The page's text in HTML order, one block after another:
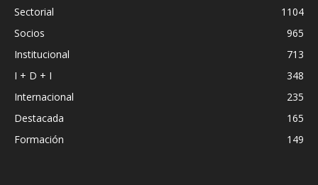
Sectorial
1104
Socios
965
Institucional
713
I + D + I
348
Internacional
235
Destacada
165
Formación
149